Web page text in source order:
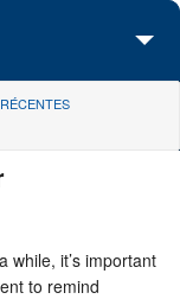
while, it’s important
to remind